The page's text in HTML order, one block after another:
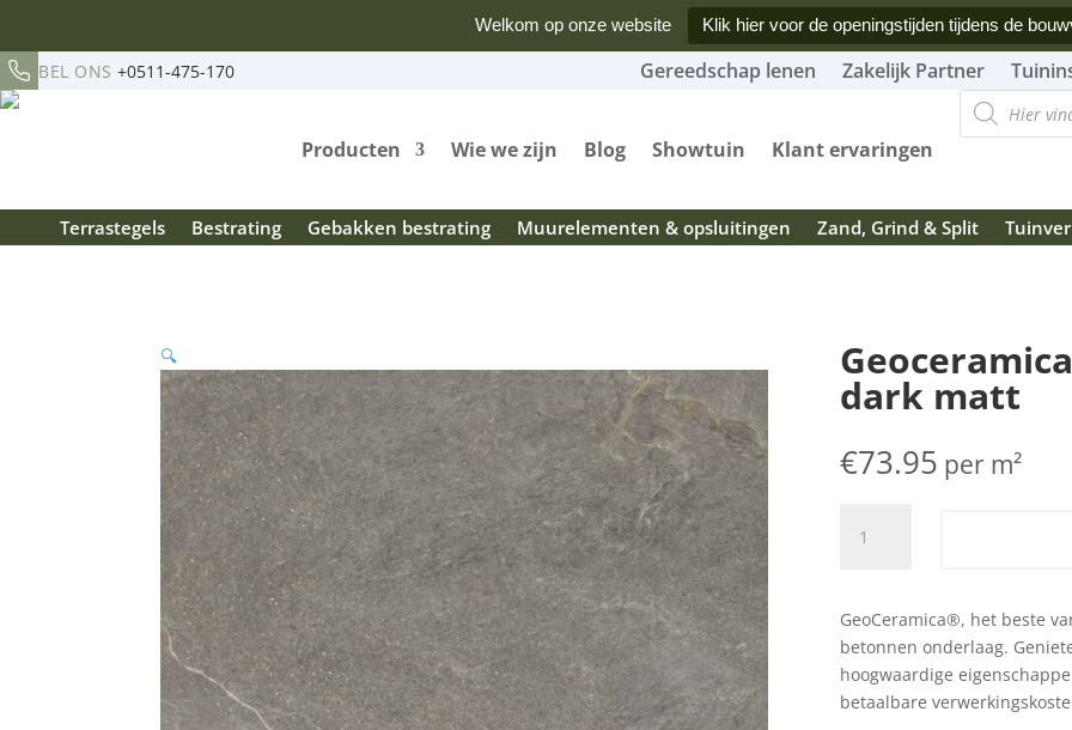
Welkom op onze website Klik hier voor de openingstijden tijdens de
BEL ONS +0511-475-170 Gereedschap lenen Zakelijk Partner
Producten Wie we zijn Blog Showtuin Klant ervaringen
Producten
zoeken
Terrastegels Bestrating Gebakken bestrating Muurelementen & opsluitingen Zand, Grind & Split
🔍
dark matt
€73.95 per m²
75x75x4
dark
matt
aantal
GeoCeramica®, het beste
betonnen onderlaag.
hoogwaardige
betaalbare